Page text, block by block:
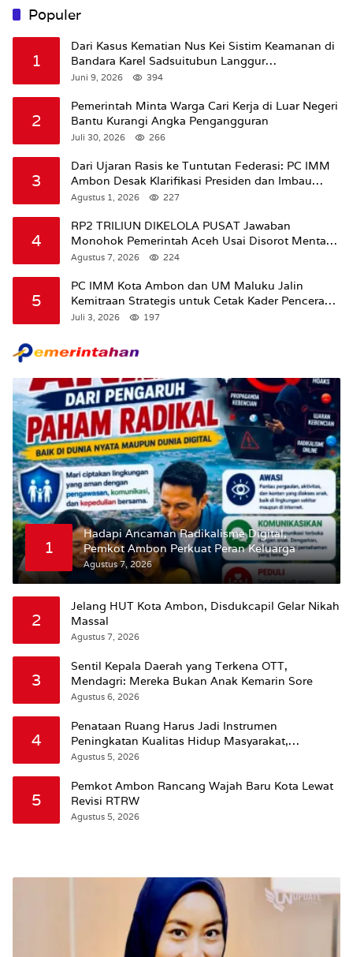
Populer
1
Dari Kasus Kematian Nus Kei Sistim Keamanan di
Bandara Karel Sadsuitubun Langgur
Dipertanyakan
Juni 9, 2026 394
2
Pemerintah Minta Warga Cari Kerja di Luar Negeri
Bantu Kurangi Angka Pengangguran
Juli 30, 2026 266
3
Dari Ujaran Rasis ke Tuntutan Federasi: PC IMM
Ambon Desak Klarifikasi Presiden dan Imbau
Tunda Pengibaran Bendera Merah Putih Di
Agustus 1, 2026 227
4
RP2 TRILIUN DIKELOLA PUSAT Jawaban
Monohok Pemerintah Aceh Usai Disorot Mentan
Amran Soal Dana Pertanian
Agustus 7, 2026 224
5
PC IMM Kota Ambon dan UM Maluku Jalin
Kemitraan Strategis untuk Cetak Kader Pencerah
Bangsa “Membangun Peradaban dari Kampus”
Juli 3, 2026 197
1
Hadapi Ancaman Radikalisme Digital,
Pemkot Ambon Perkuat Peran Keluarga
Agustus 7, 2026
2
Jelang HUT Kota Ambon, Disdukcapil Gelar Nikah
Massal
Agustus 7, 2026
3
Sentil Kepala Daerah yang Terkena OTT,
Mendagri: Mereka Bukan Anak Kemarin Sore
Agustus 6, 2026
4
Penataan Ruang Harus Jadi Instrumen
Peningkatan Kualitas Hidup Masyarakat,
Wattimena: Revisi RT-RW Ditetapkan Pemkot
Agustus 5, 2026
5
Pemkot Ambon Rancang Wajah Baru Kota Lewat
Revisi RTRW
Agustus 5, 2026